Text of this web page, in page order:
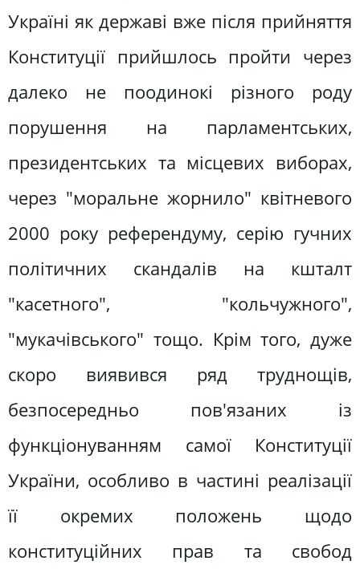
Україні як державі вже після прийняття
Конституції прийшлось пройти через
далеко не поодинокі різного роду
порушення на парламентських,
президентських та місцевих виборах,
через "моральне жорнило" квітневого
2000 року референдуму, серію гучних
політичних скандалів на кшталт
"касетного", "кольчужного",
"мукачівського" тощо. Крім того, дуже
скоро виявився ряд труднощів,
безпосередньо пов'язаних із
функціонуванням самої Конституції
України, особливо в частині реалізації
її окремих положень щодо
конституційних прав та свобод